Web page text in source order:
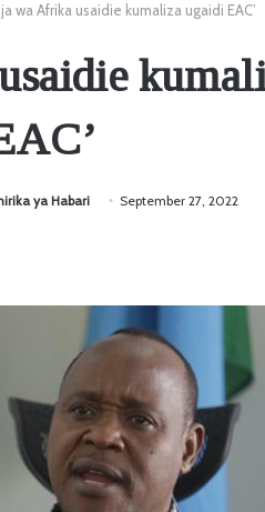
wa Afrika usaidie kumaliza ugaidi EAC’
ya Habari September 27, 2022